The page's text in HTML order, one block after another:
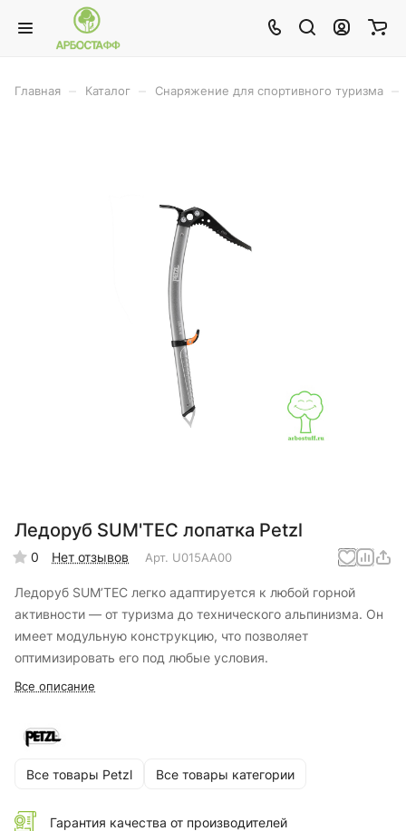
Главная Каталог Снаряжение для спортивного туризма
Ледоруб SUM'TEC лопатка Petzl
0 Нет отзывов Арт. U015AA00
Ледоруб SUM’TEC легко адаптируется к любой горной
активности — от туризма до технического альпинизма. Он
имеет модульную конструкцию, что позволяет
оптимизировать его под любые условия.
Все описание
Все товары Petzl Все товары категории
Гарантия качества от производителей